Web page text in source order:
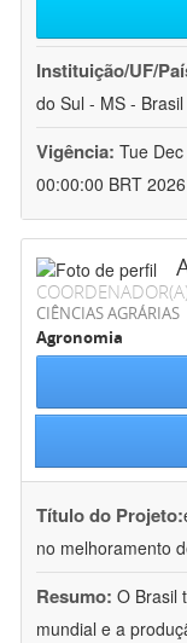
Instituição/UF/
do Sul - MS - Brasil
Vigência: Tue
00:00:00 BRT 2026
CIÊNCIAS AGRÁRIAS
Agronomia
Título do Projeto:
no melhoramento
Resumo: O Brasil
mundial e a